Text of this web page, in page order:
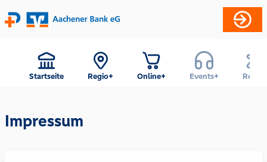
Startseite Regio+ Online+ Events+ Reise+
Impressum